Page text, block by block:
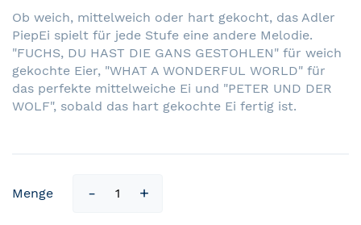
Ob weich, mittelweich oder hart gekocht, das Adler
PiepEi spielt für jede Stufe eine andere Melodie.
"FUCHS, DU HAST DIE GANS GESTOHLEN" für weich
gekochte Eier, "WHAT A WONDERFUL WORLD" für
das perfekte mittelweiche Ei und "PETER UND DER
WOLF", sobald das hart gekochte Ei fertig ist.
Menge